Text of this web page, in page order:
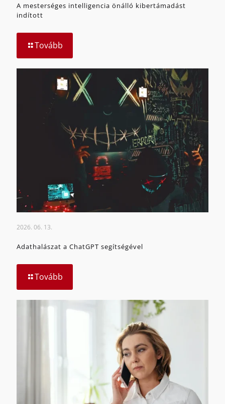
A mesterséges intelligencia önálló kibertámadást
indított
Tovább
2026. 06. 13.
Adathalászat a ChatGPT segítségével
Tovább